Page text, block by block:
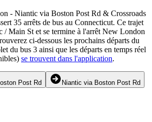
- Niantic via Boston Post Rd & Crossroads
35 arrêts de bus au Connecticut. Ce trajet
/ Main St et se termine à l'arrêt New London
ci-dessous les prochains départs du
du bus 3 ainsi que les départs en temps réel
se trouvent dans l'application.
Post Rd Niantic via Boston Post Rd